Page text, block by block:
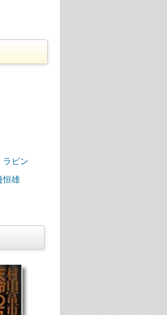
ラビン
恒雄